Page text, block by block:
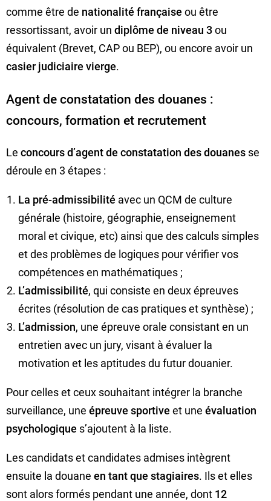
comme être de nationalité française ou être
ressortissant, avoir un diplôme de niveau 3ou
équivalent (Brevet, CAP ou BEP), ou encore avoir un
casier judiciaire vierge.
Agent de constatation des douanes :
concours, formation et recrutement
Le concours d’agent de constatation des douanes se
déroule en 3 étapes :
La pré-admissibilité avec un QCM de culture
générale (histoire, géographie, enseignement
moral et civique, etc) ainsi que des calculs simples
et des problèmes de logiques pour vérifier vos
compétences en mathématiques ;
L’admissibilité, qui consiste en deux épreuves
écrites (résolution de cas pratiques et synthèse) ;
L’admission, une épreuve orale consistant en un
entretien avec un jury, visant à évaluer la
motivation et les aptitudes du futur douanier.
Pour celles et ceux souhaitant intégrer la branche
surveillance, une épreuve sportive et une évaluation
psychologique s’ajoutent à la liste.
Les candidats et candidates admises intègrent
ensuite la douane en tant que stagiaires. Ils et elles
sont alors formés pendant une année, dont 12